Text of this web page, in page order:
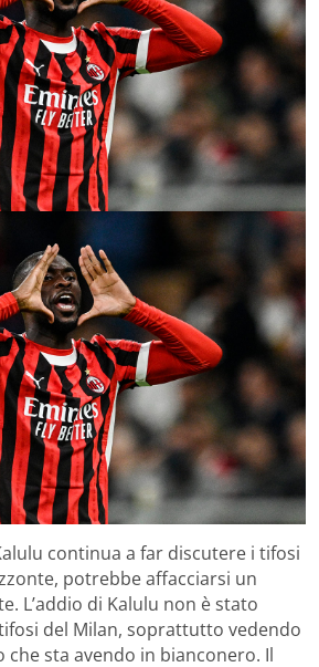
continua a far discutere i tifosi
potrebbe affacciarsi un
L’addio di Kalulu non è stato
del Milan, soprattutto vedendo
che sta avendo in bianconero. Il